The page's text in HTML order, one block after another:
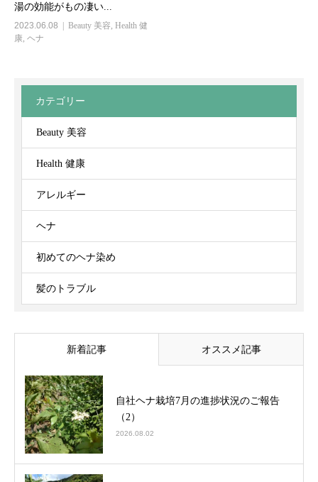
湯の効能がもの凄い...
2023.06.08 Beauty 美容, Health 健
康, ヘナ
カテゴリー
Beauty 美容
Health 健康
アレルギー
ヘナ
初めてのヘナ染め
髪のトラブル
新着記事 オススメ記事
自社ヘナ栽培7月の進捗状況のご報告
（2）
2026.08.02